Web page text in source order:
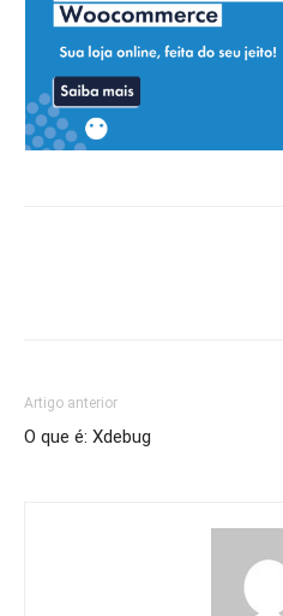
Artigo anterior
O que é: Xdebug